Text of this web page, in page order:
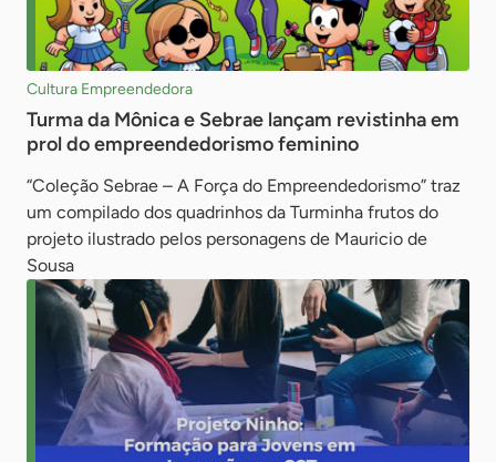
Cultura Empreendedora
Turma da Mônica e Sebrae lançam revistinha em
prol do empreendedorismo feminino
“Coleção Sebrae – A Força do Empreendedorismo” traz
um compilado dos quadrinhos da Turminha frutos do
projeto ilustrado pelos personagens de Mauricio de
Sousa